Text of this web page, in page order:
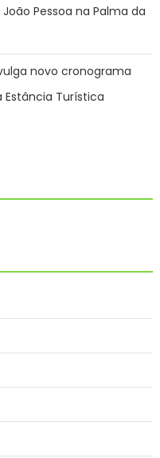
Pessoa na Palma da
novo cronograma
Estância Turística